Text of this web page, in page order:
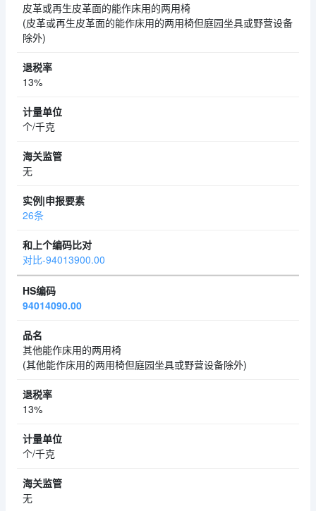
皮革或再生皮革面的能作床用的两用椅
(皮革或再生皮革面的能作床用的两用椅但庭园坐具或野营设备
除外)
13%
个/千克
无
26条
对比-94013900.00
94014090.00
其他能作床用的两用椅
(其他能作床用的两用椅但庭园坐具或野营设备除外)
13%
个/千克
无